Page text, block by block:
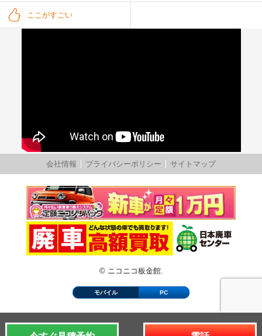
ここがすごい
会社情報 プライバシーポリシー サイトマップ
© ニコニコ板金館.
モバイル PC